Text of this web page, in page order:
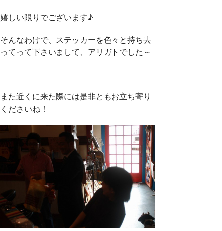
嬉しい限りでございます♪
そんなわけで、ステッカーを色々と持ち去
ってって下さいまして、アリガトでした～
また近くに来た際には是非ともお立ち寄り
くださいね！